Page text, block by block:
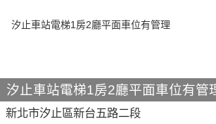
汐止車站電梯1房2廳平面車位有管
新北市汐止區新台五路二段